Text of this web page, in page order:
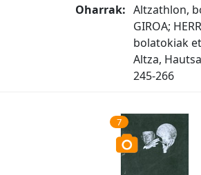
Oharrak: Altzathlon,
GIROA;
bolatokiak
Altza,
245-266
7